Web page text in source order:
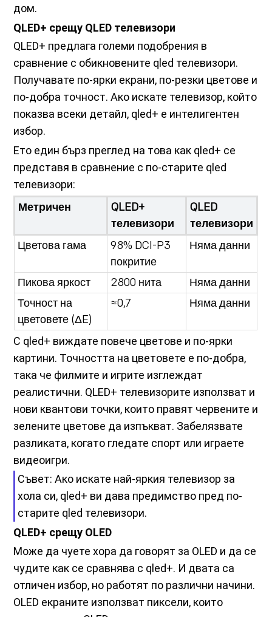
дом.
QLED+ срещу QLED телевизори
QLED+ предлага големи подобрения в
сравнение с обикновените qled телевизори.
Получавате по-ярки екрани, по-резки цветове и
по-добра точност. Ако искате телевизор, който
показва всеки детайл, qled+ е интелигентен
избор.
Ето един бърз преглед на това как qled+ се
представя в сравнение с по-старите qled
телевизори:
Метричен
QLED+
телевизори
QLED
телевизори
Цветова гама
98% DCI-P3
покритие
Няма данни
Пикова яркост 2800 нита
Няма данни
Точност на
цветовете (ΔE)
≈0,7 Няма данни
С qled+ виждате повече цветове и по-ярки
картини. Точността на цветовете е по-добра,
така че филмите и игрите изглеждат
реалистични. QLED+ телевизорите използват и
нови квантови точки, които правят червените и
зелените цветове да изпъкват. Забелязвате
разликата, когато гледате спорт или играете
видеоигри.
Съвет: Ако искате най-яркия телевизор за
хола си, qled+ ви дава предимство пред по-
старите qled телевизори.
QLED+ срещу OLED
Може да чуете хора да говорят за OLED и да се
чудите как се сравнява с qled+. И двата са
отличен избор, но работят по различни начини.
OLED екраните използват пиксели, които